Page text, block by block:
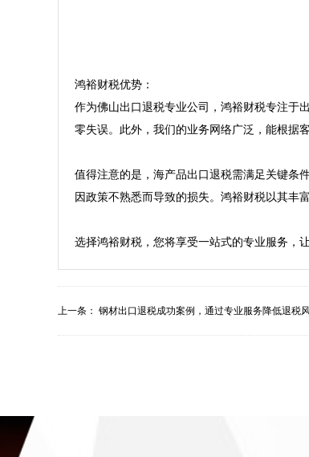
鸿裕财税优势：
作为佛山出口退税专业公司，鸿裕财税专注于
零失误。此外，我们的业务网络广泛，能根据
值得注意的是，海产品出口退税需满足关键条
因政策不熟悉而导致的损失。鸿裕财税以其丰
上一条： 钢材出口退税成功案例，通过专业服务降低退税